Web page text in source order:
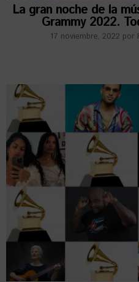
La gran noche de la
Grammy 2022.
17 noviembre, 2022 por